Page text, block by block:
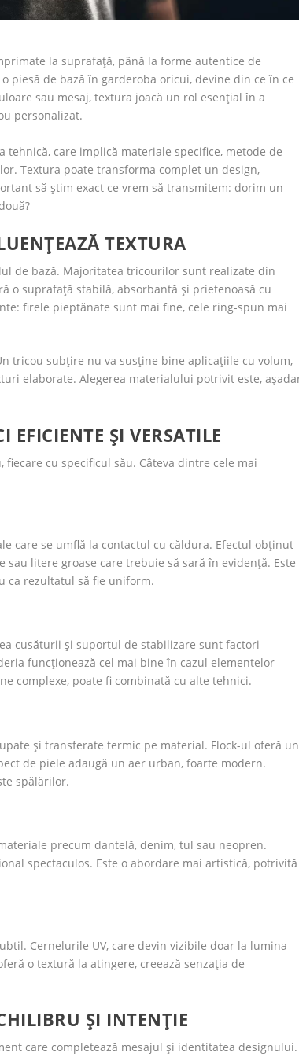
la suprafață, până la forme autentice de
piesă de bază în garderoba oricui, devine din ce în ce
sau mesaj, textura joacă un rol esențial în a
personalizat.
care implică materiale specifice, metode de
Textura poate transforma complet un design,
să știm exact ce vrem să transmitem: dorim un
TEXTURA
de bază. Majoritatea tricourilor sunt realizate din
o suprafață stabilă, absorbantă și prietenoasă cu
firele pieptănate sunt mai fine, cele ring-spun mai
tricou subțire nu va susține bine aplicațiile cu volum,
elaborate. Alegerea materialului potrivit este,
ȘI VERSATILE
cu specificul său. Câteva dintre cele mai
care se umflă la contactul cu căldura. Efectul obținut
litere groase care trebuie să sară în evidență. Este
ca rezultatul să fie uniform.
cusăturii și suportul de stabilizare sunt factori
funcționează cel mai bine în cazul elementelor
complexe, poate fi combinată cu alte tehnici.
și transferate termic pe material. Flock-ul oferă un
de piele adaugă un aer urban, foarte modern.
spălărilor.
precum dantelă, denim, tul sau neopren.
spectaculos. Este o abordare mai artistică, potrivită
Cernelurile UV, care devin vizibile doar la lumina
o textură la atingere, creează senzația de
ȘI INTENȚIE
care completează mesajul și identitatea designului.